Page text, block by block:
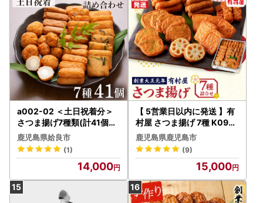
a002-02 ＜土日祝着分＞
さつま揚げ7種類(計41個入)
詰め合わせセット【田中か
まぼこ店】姶良市 さつま揚
げ さつまあげ 薩摩揚げ 惣
菜 おかず おつまみ
鹿児島県姶良市
(1)
14,000
【 5営業日以内に発送 】有
村屋 さつま揚げ 7種 K094-
002 スピード配送 最短 す
ぐ届く お急ぎ
鹿児島県鹿児島市
(9)
15,000